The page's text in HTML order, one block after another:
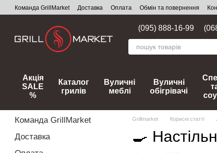
Перейти до основного контенту
Команда GrillMarket Доставка Оплата Обмін та повернення
(095) 888-16-99
Акція
SALE
%
Каталог
грилів
Вуличні
меблі
Вуличні
обігрівачі
Grillmarket Корисні статті
🍳
Команда GrillMarket
Доставка